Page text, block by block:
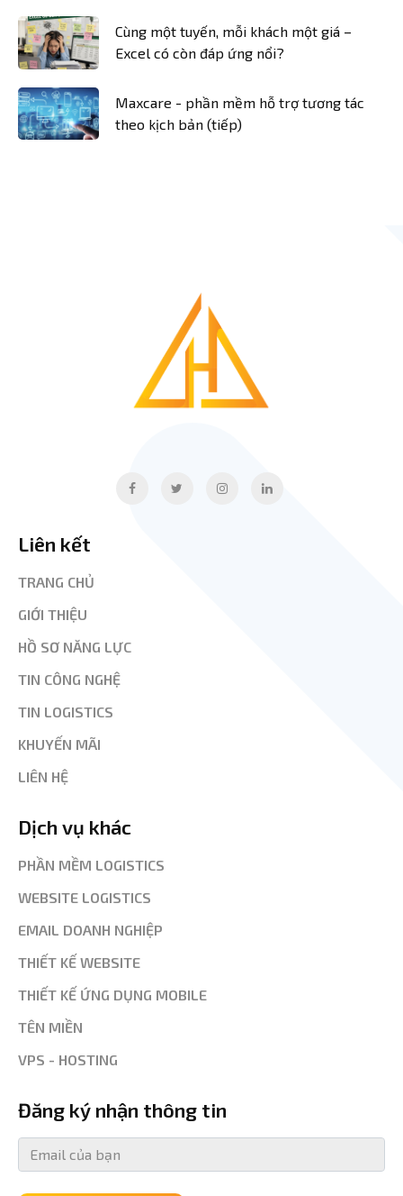
Cùng một tuyến, mỗi khách một giá –
Excel có còn đáp ứng nổi?
Maxcare - phần mềm hỗ trợ tương tác
theo kịch bản (tiếp)
Liên kết
TRANG CHỦ
GIỚI THIỆU
HỒ SƠ NĂNG LỰC
TIN CÔNG NGHỆ
TIN LOGISTICS
KHUYẾN MÃI
LIÊN HỆ
Dịch vụ khác
PHẦN MỀM LOGISTICS
WEBSITE LOGISTICS
EMAIL DOANH NGHIỆP
THIẾT KẾ WEBSITE
THIẾT KẾ ỨNG DỤNG MOBILE
TÊN MIỀN
VPS - HOSTING
Đăng ký nhận thông tin